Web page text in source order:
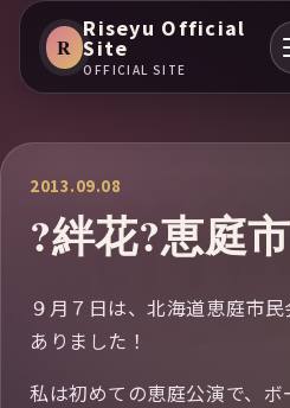
R
Riseyu Official
Site
OFFICIAL SITE
2013.09.08
?絆花?恵庭
９月７日は、北海道恵庭市
ありました！
私は初めての恵庭公演で、